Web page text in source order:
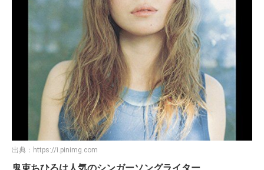
出典： https://i.pinimg.com